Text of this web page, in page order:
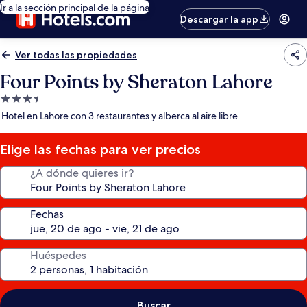
Ir a la sección principal de la página
Descargar la app
Ver todas las propiedades
Four Points by Sheraton Lahore
Propiedad
de
estrellas
Hotel en Lahore con 3 restaurantes y alberca al aire libre
Elige las fechas para ver precios
¿A dónde quieres ir?
Fechas
Huéspedes